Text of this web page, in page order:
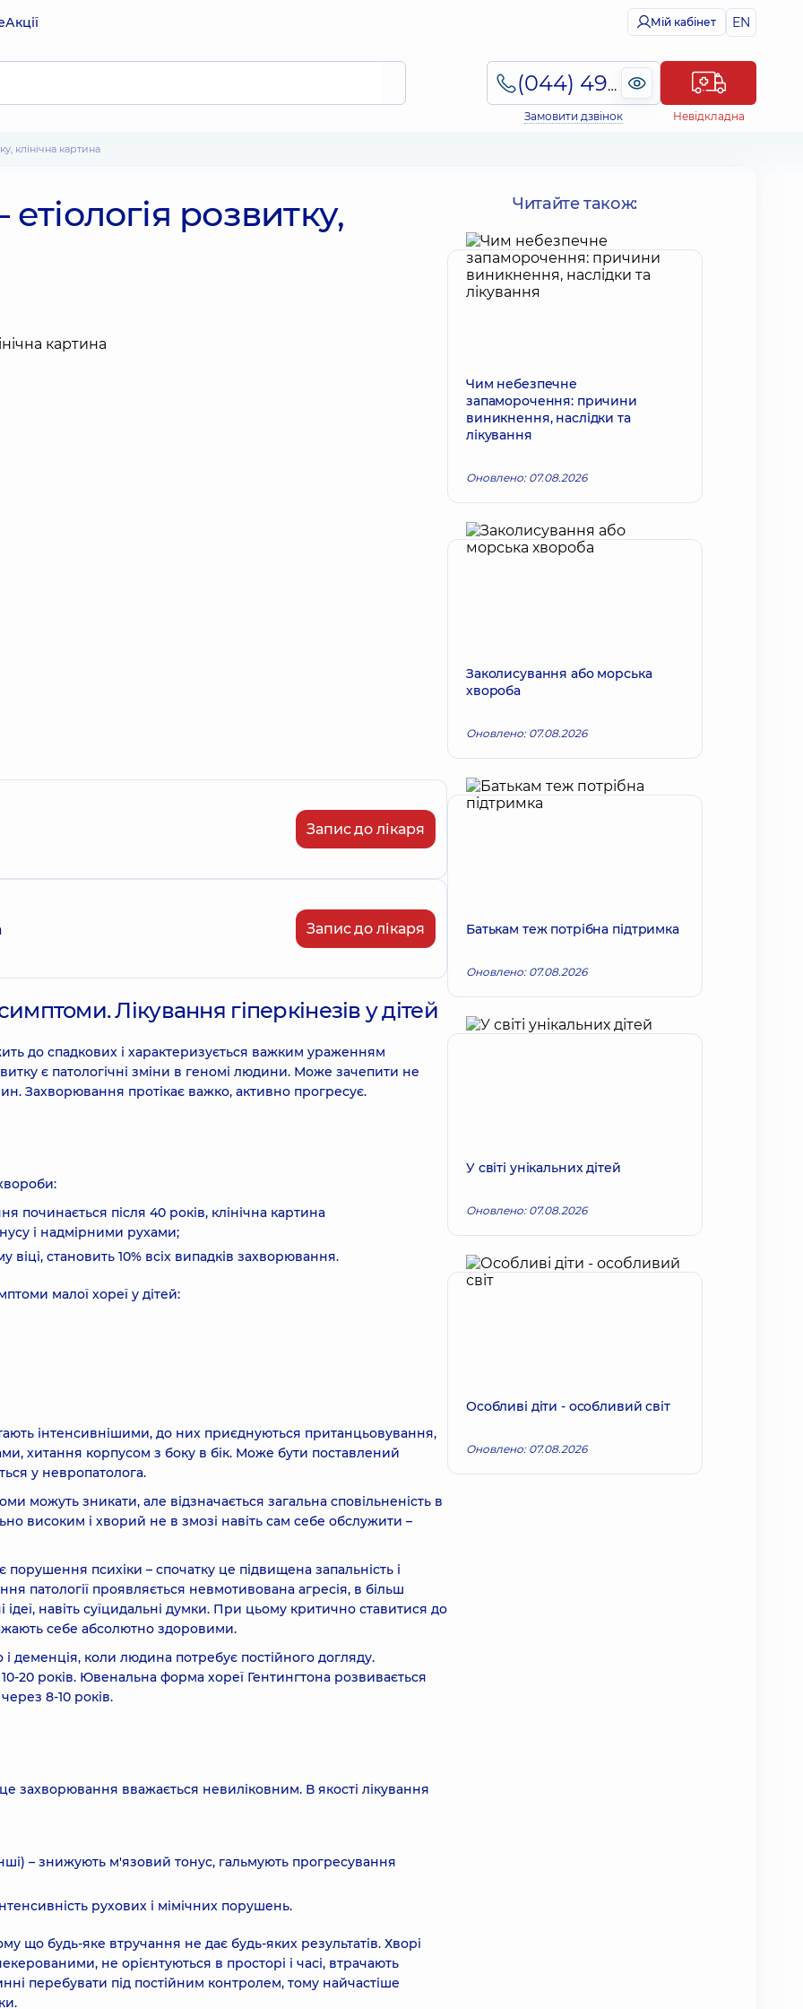
Акції Мій кабінет EN
(044) 495-2-888
Замовити дзвінок Невідкладна
клінічна картина
розвитку,
Запис до лікаря
Запис до лікаря
Лікування гіперкінезів у дітей
до спадкових і характеризується важким ураженням
є патологічні зміни в геномі людини. Може зачепити не
Захворювання протікає важко, активно прогресує.
починається після 40 років, клінічна картина
і надмірними рухами;
становить 10% всіх випадків захворювання.
малої хореї у дітей:
інтенсивнішими, до них приєднуються пританцьовування,
хитання корпусом з боку в бік. Може бути поставлений
у невропатолога.
можуть зникати, але відзначається загальна сповільненість в
високим і хворий не в змозі навіть сам себе обслужити –
психіки – спочатку це підвищена запальність і
патології проявляється невмотивована агресія, в більш
навіть суїцидальні думки. При цьому критично ставитися до
себе абсолютно здоровими.
деменція, коли людина потребує постійного догляду.
20 років. Ювенальна форма хореї Гентингтона розвивається
8-10 років.
захворювання вважається невиліковним. В якості лікування
– знижують м'язовий тонус, гальмують прогресування
рухових і мімічних порушень.
що будь-яке втручання не дає будь-яких результатів. Хворі
не орієнтуються в просторі і часі, втрачають
перебувати під постійним контролем, тому найчастіше
Читайте також:
Чим небезпечне
запаморочення: причини
виникнення, наслідки та
лікування
Оновлено: 07.08.2026
Заколисування або морська
хвороба
Оновлено: 07.08.2026
Батькам теж потрібна підтримка
Оновлено: 07.08.2026
У світі унікальних дітей
Оновлено: 07.08.2026
Особливі діти - особливий світ
Оновлено: 07.08.2026